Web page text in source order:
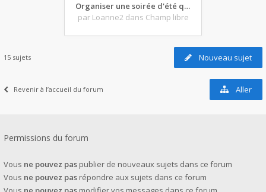
Organiser une soirée d'été qui claque : vos bons plans matos ?
par Loanne2 dans Champ libre
Nouveau sujet
15 sujets
Revenir à l’accueil du forum Aller
Permissions du forum
Vous ne pouvez pas publier de nouveaux sujets dans ce forum
Vous ne pouvez pas répondre aux sujets dans ce forum